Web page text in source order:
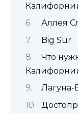
Аллея
Big Sur
Что
Лагуна-